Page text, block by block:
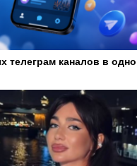
телеграм каналов в